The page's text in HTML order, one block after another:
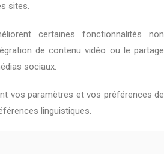
sites.
certaines fonctionnalités non
de contenu vidéo ou le partage
sociaux.
vos paramètres et vos préférences de
linguistiques.